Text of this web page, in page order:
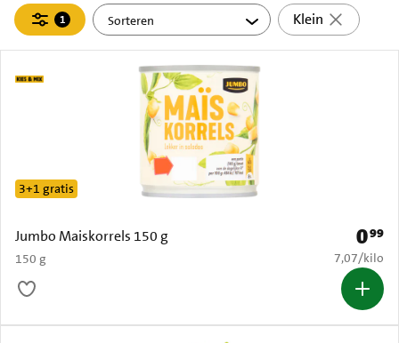
Filteren
1
actief
Klein
Jumbo Maiskorrels 150 g
150 g
3+1 gratis
Prijs:
099
€ 7,07 per
7,07/kilo